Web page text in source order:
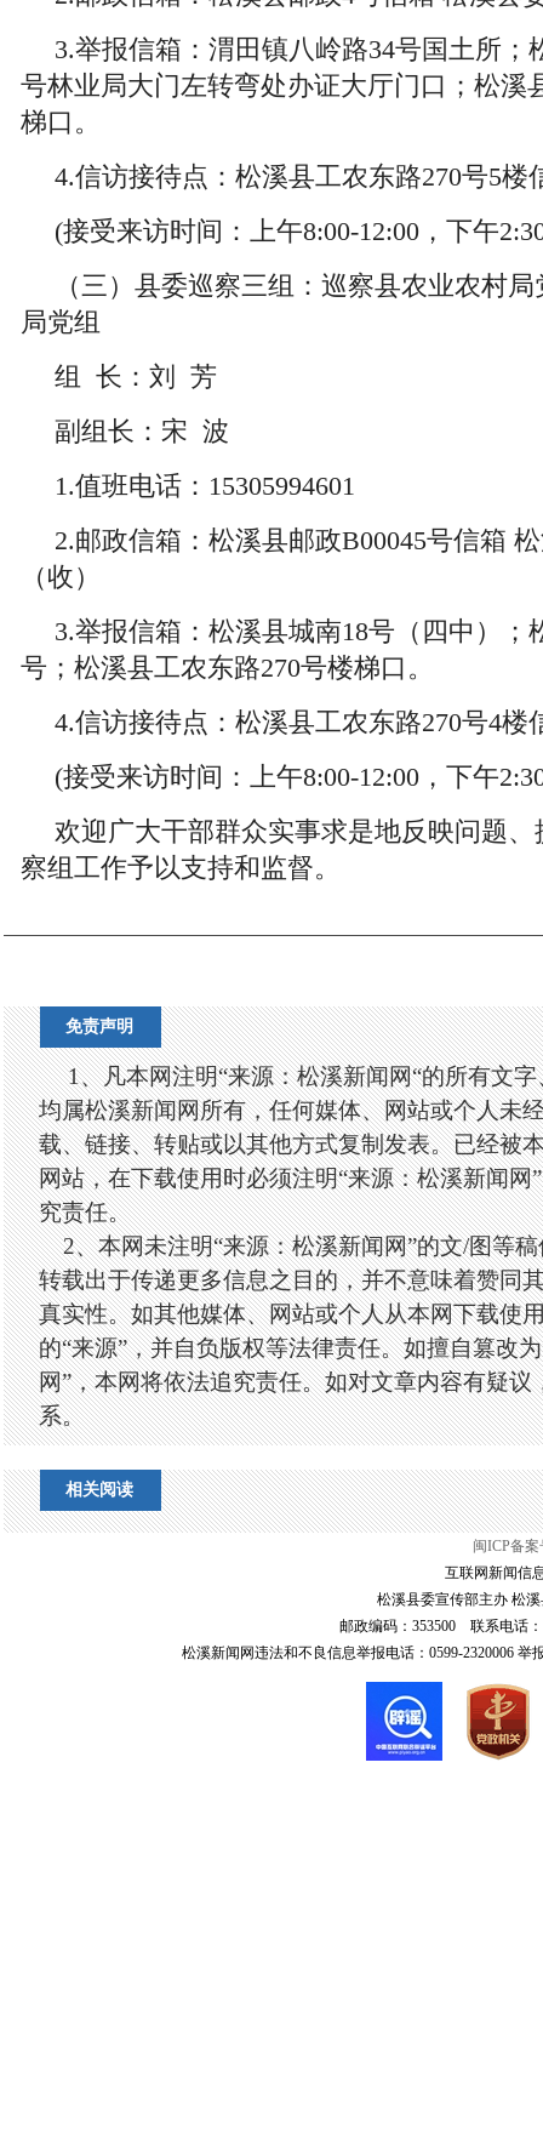
3.举报信箱：渭田镇八岭路34号国土所；
号林业局大门左转弯处办证大厅门口；松溪
梯口。
4.信访接待点：松溪县工农东路270号5楼
(接受来访时间：上午8:00-12:00，下午
（三）县委巡察三组：巡察县农业农村
局党组
组 长：刘 芳
副组长：宋 波
1.值班电话：15305994601
2.邮政信箱：松溪县邮政B00045号信箱
（收）
3.举报信箱：松溪县城南18号（四中）；
号；松溪县工农东路270号楼梯口。
4.信访接待点：松溪县工农东路270号4楼
(接受来访时间：上午8:00-12:00，下午
欢迎广大干部群众实事求是地反映问题
察组工作予以支持和监督。
免责声明
1、凡本网注明“来源：松溪新闻网“的所有文
均属松溪新闻网所有，任何媒体、网站或个人未
载、链接、转贴或以其他方式复制发表。已经被
网站，在下载使用时必须注明“来源：松溪新闻网
究责任。
2、本网未注明“来源：松溪新闻网”的文/图等稿
转载出于传递更多信息之目的，并不意味着赞同
真实性。如其他媒体、网站或个人从本网下载使
的“来源”，并自负版权等法律责任。如擅自篡改
网”，本网将依法追究责任。如对文章内容有疑议
系。
相关阅读
闽ICP备案
互联网新闻信
松溪县委宣传部主办 松
邮政编码：353500 联系电话：
松溪新闻网违法和不良信息举报电话：0599-2320006 举